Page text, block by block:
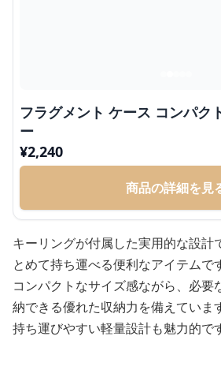
フラグメント ケース コンパク
ー
¥2,240
商品の詳細を見
キーリングが付属した実用的な設計
とめて持ち運べる便利なアイテムで
コンパクトなサイズ感ながら、必要
納できる優れた収納力を備えていま
持ち運びやすい軽量設計も魅力的で